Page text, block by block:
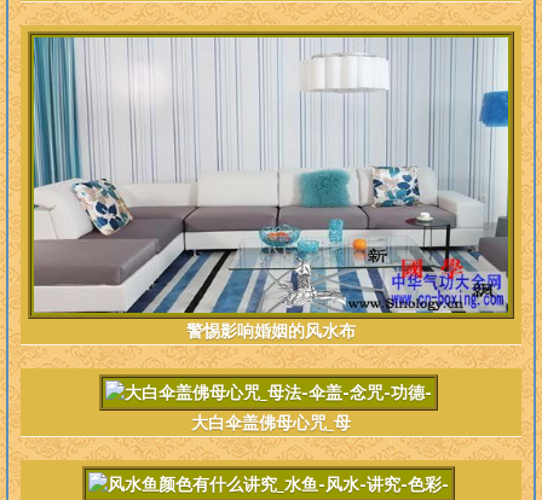
警惕影响婚姻的风水布
大白伞盖佛母心咒_母